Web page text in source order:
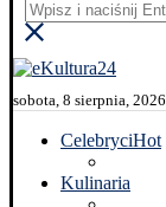
sobota, 8 sierpnia, 2026
CelebryciHot
Kulinaria